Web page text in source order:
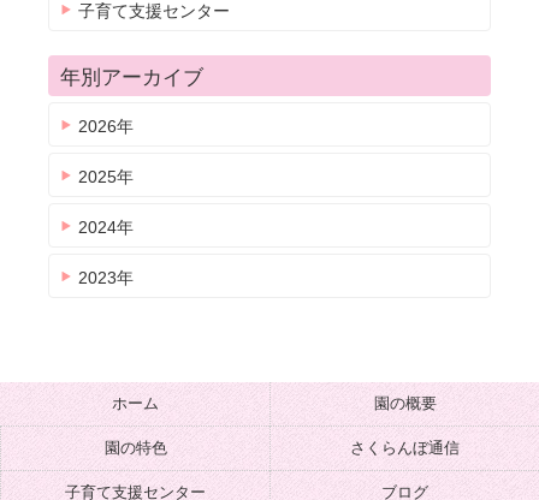
子育て支援センター
年別アーカイブ
2026年
2025年
2024年
2023年
ホーム 園の概要
園の特色 さくらんぼ通信
子育て支援センター ブログ